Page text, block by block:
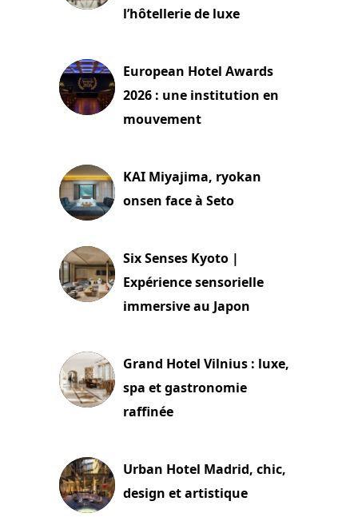
l’hôtellerie de luxe
European Hotel Awards
2026 : une institution en
mouvement
KAI Miyajima, ryokan
onsen face à Seto
Six Senses Kyoto |
Expérience sensorielle
immersive au Japon
Grand Hotel Vilnius : luxe,
spa et gastronomie
raffinée
Urban Hotel Madrid, chic,
design et artistique